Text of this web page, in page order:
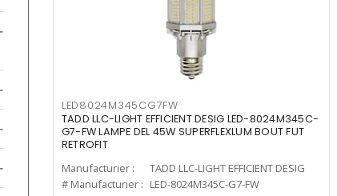
LED8024M345CG7FW
TADD LLC-LIGHT EFFICIENT DESIG LED-8024M345C-
G7-FW LAMPE DEL 45W SUPERFLEXLUM BOUT FUT
RETROFIT
Manufacturier :
TADD LLC-LIGHT EFFICIENT DESIG
# Manufacturier : LED-8024M345C-G7-FW